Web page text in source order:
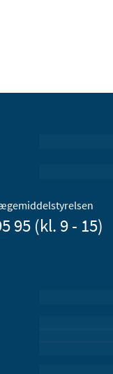
95 (kl. 9 - 15)